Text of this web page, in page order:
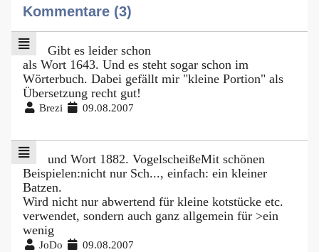
Kommentare (3)
Gibt es leider schon
als Wort 1643. Und es steht sogar schon im
Wörterbuch. Dabei gefällt mir "kleine Portion" als
Übersetzung recht gut!
Brezi 09.08.2007
und Wort 1882. VogelscheißeMit schönen
Beispielen:nicht nur Sch..., einfach: ein kleiner
Batzen.
Wird nicht nur abwertend für kleine kotstücke etc.
verwendet, sondern auch ganz allgemein für >ein
wenig
JoDo 09.08.2007